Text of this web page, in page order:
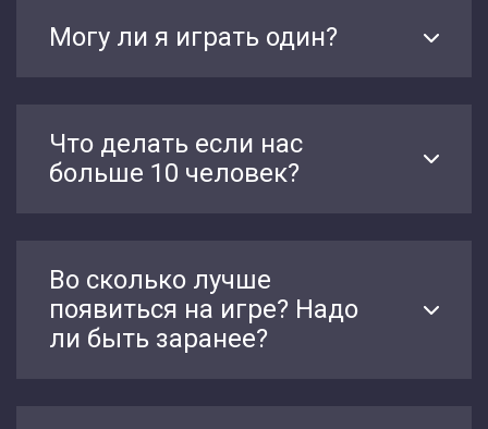
Могу ли я играть один?
Что делать если нас
больше 10 человек?
Во сколько лучше
появиться на игре? Надо
ли быть заранее?